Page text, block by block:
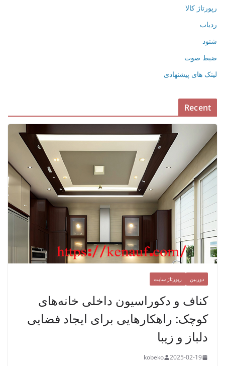
رپورتاژ کالا
ردیاب
شنود
ضبط صوت
لینک های پیشنهادی
Recent
دوربین رپورتاژ سایت
کناف و دکوراسیون داخلی خانه‌های
کوچک: راهکارهایی برای ایجاد فضایی
دلباز و زیبا
2025-02-19
kobeko